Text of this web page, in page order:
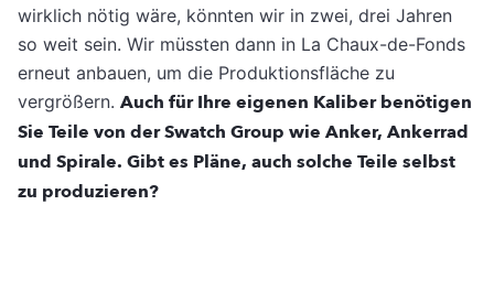
wirklich nötig wäre, könnten wir in zwei, drei Jahren
so weit sein. Wir müssten dann in La Chaux-de-Fonds
erneut anbauen, um die Produktionsfläche zu
vergrößern. Auch für Ihre eigenen Kaliber benötigen
Sie Teile von der Swatch Group wie Anker, Ankerrad
und Spirale. Gibt es Pläne, auch solche Teile selbst
zu produzieren?